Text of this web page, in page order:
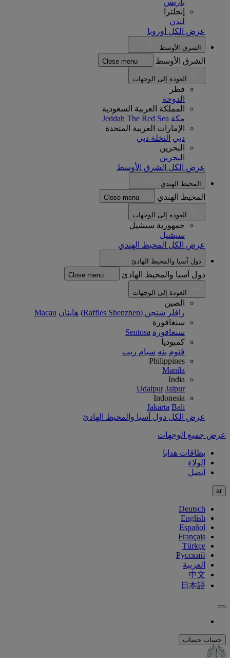
باريس
إنجلترا
لندن
عرض الكل أوروبا
الشرق الأوسط
الشرق الأوسط Close menu
قطر
الدوحة
المملكة العربية السعودية
مكة
Jeddah The Red Sea
الإمارات العربية المتحدة
دبي النخلة دبي
البحرين
البحرين
عرض الكل الشرق الأوسط
المحيط الهندي
المحيط الهندي Close menu
جمهورية سيشيل
سيشيل
عرض الكل المحيط الهندي
دول آسيا والمحيط الهادئ
دول آسيا والمحيط الهادئ Close menu
الصين
رافلز شنجن (Raffles Shenzhen)
هاينان Macau
سنغافورة
سنغافورة Sentosa
كمبوديا
فنوم بنه سيام ريب
Philippines
Manila
India
Udaipur Jaipur
Indonesia
Jakarta Bali
عرض الكل دول آسيا والمحيط الهادئ
عرض جميع الوجهات
بطاقات هدايا
الولاء
اتصل
ar
Deutsch
English
Español
Français
Türkçe
Русский
العربية
中文
日本語
حساب حساب